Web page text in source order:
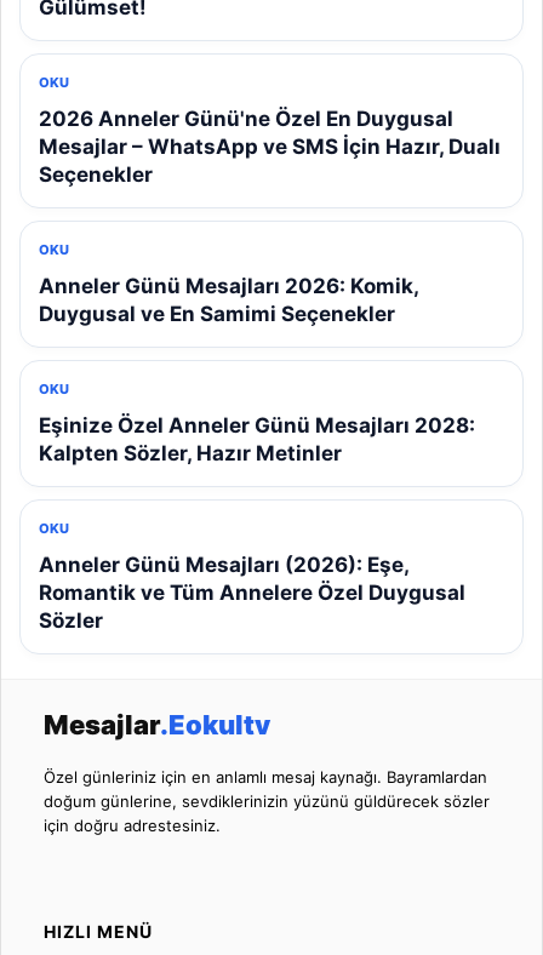
Gülümset!
OKU
2026 Anneler Günü'ne Özel En Duygusal
Mesajlar – WhatsApp ve SMS İçin Hazır, Dualı
Seçenekler
OKU
Anneler Günü Mesajları 2026: Komik,
Duygusal ve En Samimi Seçenekler
OKU
Eşinize Özel Anneler Günü Mesajları 2028:
Kalpten Sözler, Hazır Metinler
OKU
Anneler Günü Mesajları (2026): Eşe,
Romantik ve Tüm Annelere Özel Duygusal
Sözler
Mesajlar.Eokultv
Özel günleriniz için en anlamlı mesaj kaynağı. Bayramlardan
doğum günlerine, sevdiklerinizin yüzünü güldürecek sözler
için doğru adrestesiniz.
HIZLI MENÜ